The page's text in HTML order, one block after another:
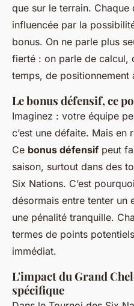
que sur le terrain.
influencée par la
bonus. On ne parle plus
fierté : on parle de calcul,
temps, de positionnement
Le bonus défensif, ce
Imaginez : votre équipe
c’est une défaite. Mais en
Ce bonus défensif peut
saison, surtout dans des
Six Nations. C’est
désormais entre tenter un
une pénalité tranquille.
termes de points
immédiat.
L'impact du Grand
spécifique